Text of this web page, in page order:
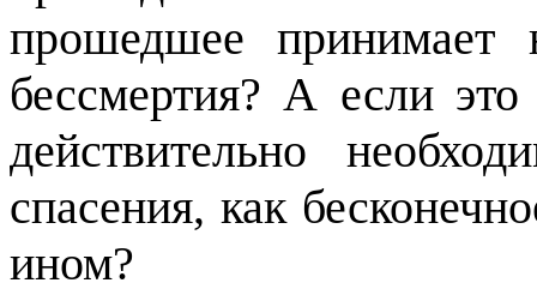
прошедшее принимает
бессмертия? А если
действительно
спасения, как
ином?